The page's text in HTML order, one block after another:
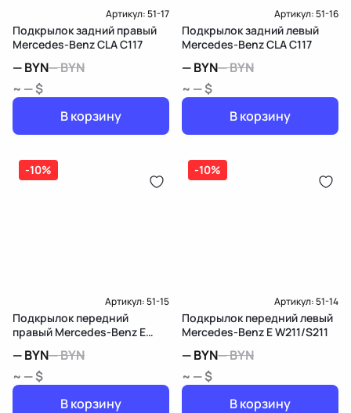
Артикул:51-17
Подкрылок задний правый
Mercedes-Benz CLA C117
—BYN—BYN
~ — $
В корзину
Артикул:51-16
Подкрылок задний левый
Mercedes-Benz CLA C117
—BYN—BYN
~ — $
В корзину
-10%
Артикул:51-15
Подкрылок передний
правый Mercedes-Benz E
—BYN—BYN
~ — $
В корзину
-10%
Артикул:51-14
Подкрылок передний левый
Mercedes-Benz E W211/S211
—BYN—BYN
~ — $
В корзину